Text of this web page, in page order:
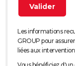
Les informations
GROUP pour
liées aux